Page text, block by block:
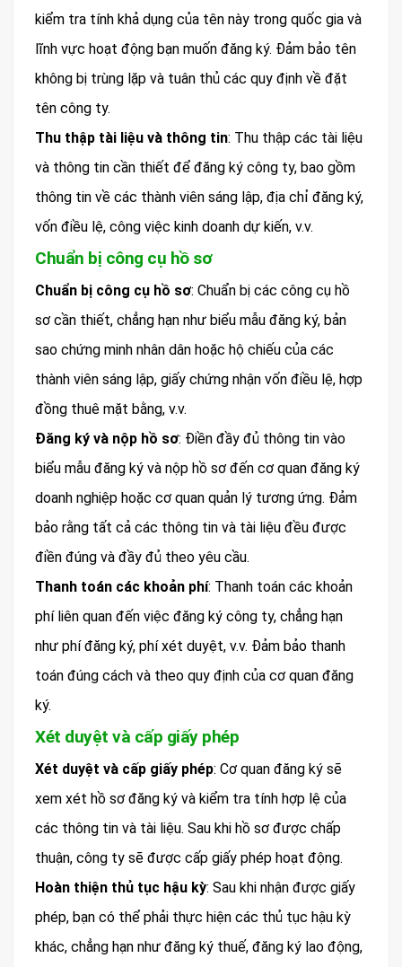
kiểm tra tính khả dụng của tên này trong quốc gia và
lĩnh vực hoạt động bạn muốn đăng ký. Đảm bảo tên
không bị trùng lặp và tuân thủ các quy định về đặt
tên công ty.
Thu thập tài liệu và thông tin: Thu thập các tài liệu
và thông tin cần thiết để đăng ký công ty, bao gồm
thông tin về các thành viên sáng lập, địa chỉ đăng ký,
vốn điều lệ, công việc kinh doanh dự kiến, v.v.
Chuẩn bị công cụ hồ sơ
Chuẩn bị công cụ hồ sơ: Chuẩn bị các công cụ hồ
sơ cần thiết, chẳng hạn như biểu mẫu đăng ký, bản
sao chứng minh nhân dân hoặc hộ chiếu của các
thành viên sáng lập, giấy chứng nhận vốn điều lệ, hợp
đồng thuê mặt bằng, v.v.
Đăng ký và nộp hồ sơ: Điền đầy đủ thông tin vào
biểu mẫu đăng ký và nộp hồ sơ đến cơ quan đăng ký
doanh nghiệp hoặc cơ quan quản lý tương ứng. Đảm
bảo rằng tất cả các thông tin và tài liệu đều được
điền đúng và đầy đủ theo yêu cầu.
Thanh toán các khoản phí: Thanh toán các khoản
phí liên quan đến việc đăng ký công ty, chẳng hạn
như phí đăng ký, phí xét duyệt, v.v. Đảm bảo thanh
toán đúng cách và theo quy định của cơ quan đăng
ký.
Xét duyệt và cấp giấy phép
Xét duyệt và cấp giấy phép: Cơ quan đăng ký sẽ
xem xét hồ sơ đăng ký và kiểm tra tính hợp lệ của
các thông tin và tài liệu. Sau khi hồ sơ được chấp
thuận, công ty sẽ được cấp giấy phép hoạt động.
Hoàn thiện thủ tục hậu kỳ: Sau khi nhận được giấy
phép, bạn có thể phải thực hiện các thủ tục hậu kỳ
khác, chẳng hạn như đăng ký thuế, đăng ký lao động,